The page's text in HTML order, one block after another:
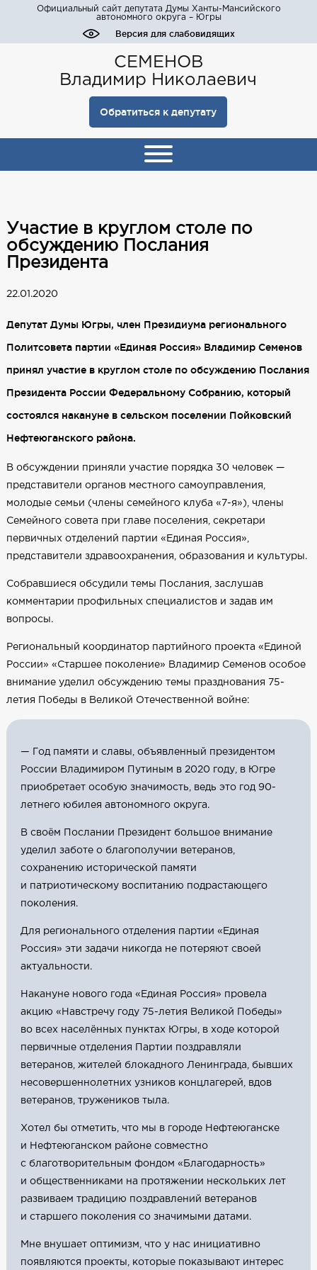
Официальный сайт депутата Думы Ханты-Мансийского
автономного округа – Югры
Версия для слабовидящих
СЕМЕНОВ
Владимир Николаевич
Обратиться к депутату
Участие в круглом столе по
обсуждению Послания
Президента
22.01.2020
Депутат Думы Югры, член Президиума регионального
Политсовета партии «Единая Россия» Владимир Семенов
принял участие в круглом столе по обсуждению Послания
Президента России Федеральному Собранию, который
состоялся накануне в сельском поселении Пойковский
Нефтеюганского района.
В обсуждении приняли участие порядка 30 человек —
представители органов местного самоуправления,
молодые семьи (члены семейного клуба «7-я»), члены
Семейного совета при главе поселения, секретари
первичных отделений партии «Единая Россия»,
представители здравоохранения, образования и культуры.
Собравшиеся обсудили темы Послания, заслушав
комментарии профильных специалистов и задав им
вопросы.
Региональный координатор партийного проекта «Единой
России» «Старшее поколение» Владимир Семенов особое
внимание уделил обсуждению темы празднования 75-
летия Победы в Великой Отечественной войне:
— Год памяти и славы, объявленный президентом
России Владимиром Путиным в 2020 году, в Югре
приобретает особую значимость, ведь это год 90-
летнего юбилея автономного округа.
В своём Послании Президент большое внимание
уделил заботе о благополучии ветеранов,
сохранению исторической памяти
и патриотическому воспитанию подрастающего
поколения.
Для регионального отделения партии «Единая
Россия» эти задачи никогда не потеряют своей
актуальности.
Накануне нового года «Единая Россия» провела
акцию «Навстречу году 75-летия Великой Победы»
во всех населённых пунктах Югры, в ходе которой
первичные отделения Партии поздравляли
ветеранов, жителей блокадного Ленинграда, бывших
несовершеннолетних узников концлагерей, вдов
ветеранов, тружеников тыла.
Хотел бы отметить, что мы в городе Нефтеюганске
и Нефтеюганском районе совместно
с благотворительным фондом «Благодарность»
и общественниками на протяжении нескольких лет
развиваем традицию поздравлений ветеранов
и старшего поколения со значимыми датами.
Мне внушает оптимизм, что у нас инициативно
появляются проекты, которые показывают интерес